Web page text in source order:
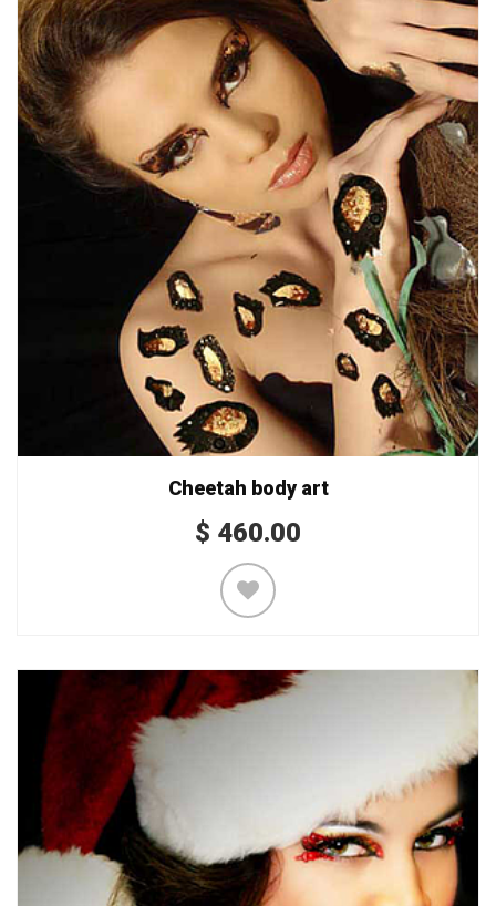
Cheetah body art
$ 460.00